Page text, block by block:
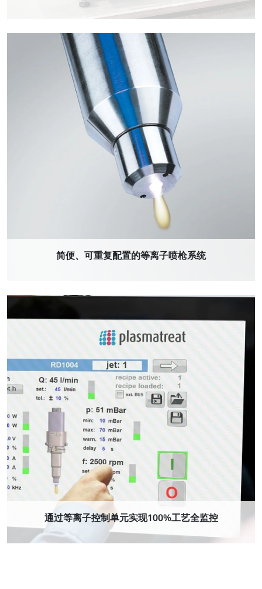
简便、可重复配置的等离子喷枪系统
通过等离子控制单元实现100%工艺全监控